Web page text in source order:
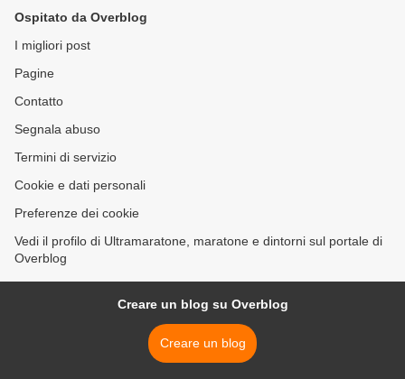
2013, con il commento di
Franco Bragagna
Ospitato da Overblog
I migliori post
Pagine
Contatto
Segnala abuso
Termini di servizio
Cookie e dati personali
Preferenze dei cookie
Vedi il profilo di Ultramaratone, maratone e dintorni sul portale di
Overblog
Creare un blog su Overblog
Creare un blog